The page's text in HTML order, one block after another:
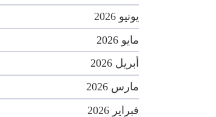
يونيو 2026
مايو 2026
أبريل 2026
مارس 2026
فبراير 2026